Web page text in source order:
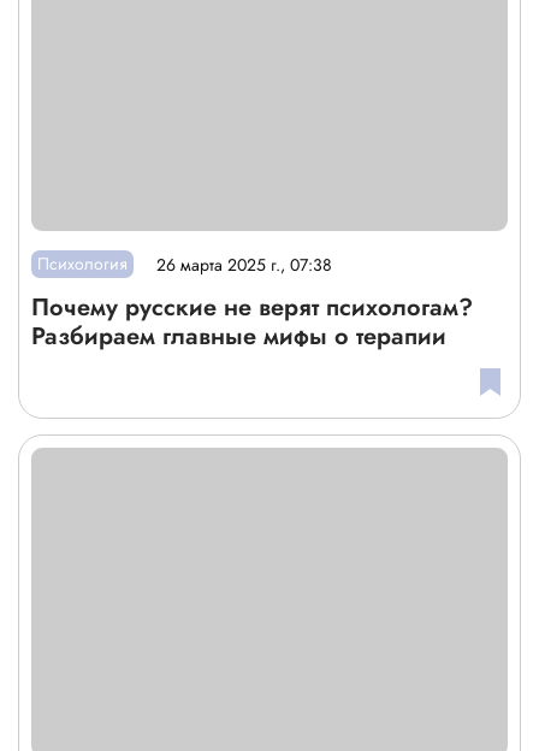
Психология 26 марта 2025 г., 07:38
Почему русские не верят психологам?
Разбираем главные мифы о терапии